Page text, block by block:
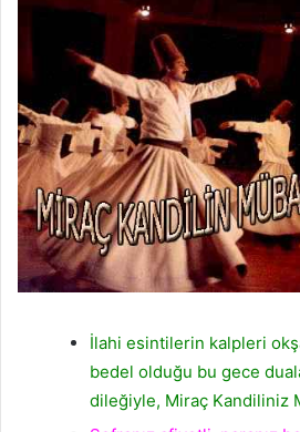
İlahi esintilerin kalpleri
bedel olduğu bu gece
dileğiyle, Miraç Kandiliniz